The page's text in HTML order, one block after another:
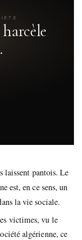
harcèle
laissent pantois. Le
est, en ce sens, un
la vie sociale.
victimes, vu le
algérienne, ce